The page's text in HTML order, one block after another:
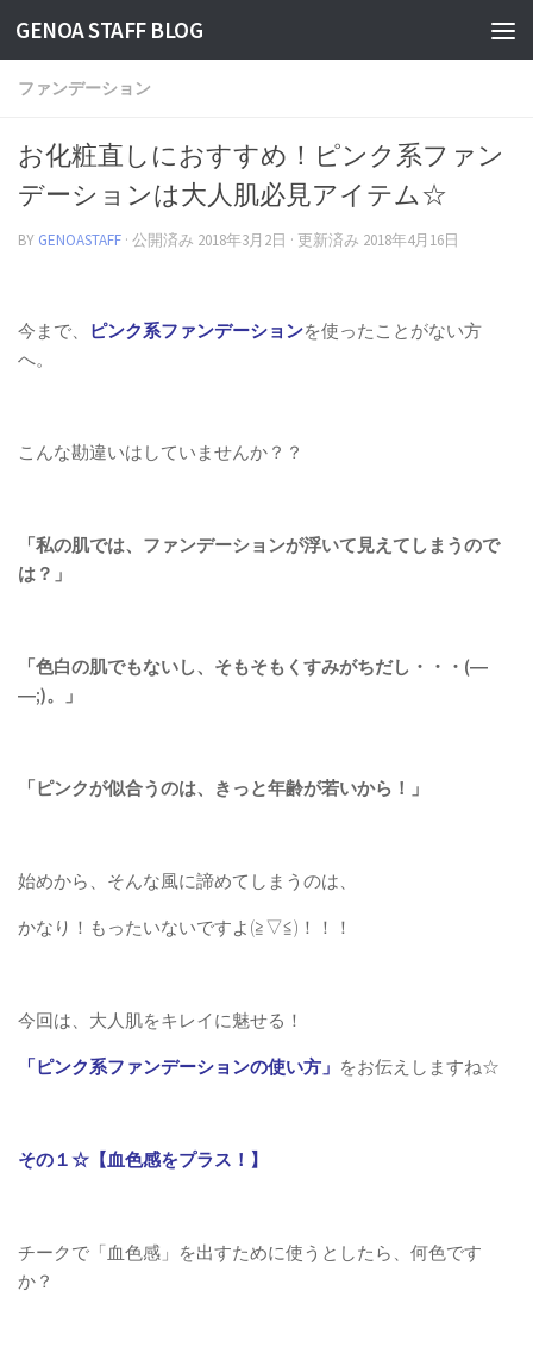
コンテンツへスキップ
GENOA STAFF BLOG
ファンデーション
お化粧直しにおすすめ！ピンク系ファン
デーションは大人肌必見アイテム☆
BY GENOASTAFF · 公開済み 2018年3月2日 · 更新済み 2018年4月16日
今まで、 ピンク系ファンデーションを使ったことがない方
へ。
こんな勘違いはしていませんか？？
「私の肌では、ファンデーションが浮いて見えてしまうので
は？」
「色白の肌でもないし、そもそもくすみがちだし・・・(―
―;)。」
「ピンクが似合うのは、きっと年齢が若いから！」
始めから、そんな風に諦めてしまうのは、
かなり！もったいないですよ(≧▽≦)！！！
今回は、大人肌をキレイに魅せる！
「ピンク系ファンデーションの使い方」 をお伝えしますね☆
その１☆【血色感をプラス！】
チークで「血色感」を出すために使うとしたら、何色です
か？